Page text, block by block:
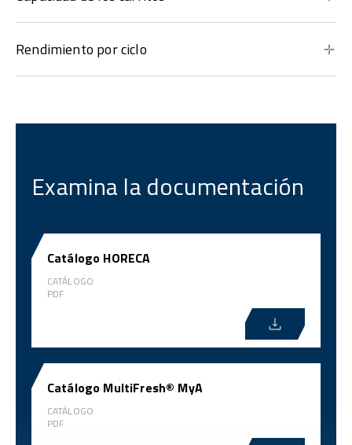
Rendimiento por ciclo
Examina la documentación
Catálogo HORECA
CATÁLOGO
PDF
Catálogo MultiFresh® MyA
CATÁLOGO
PDF